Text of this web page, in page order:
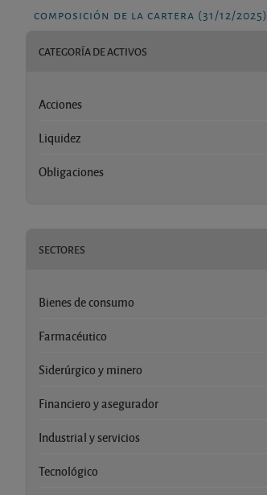
composición de la cartera (31/12/2025)
CATEGORÍA DE ACTIVOS
Acciones
Liquidez
Obligaciones
SECTORES
Bienes de consumo
Farmacéutico
Siderúrgico y minero
Financiero y asegurador
Industrial y servicios
Tecnológico